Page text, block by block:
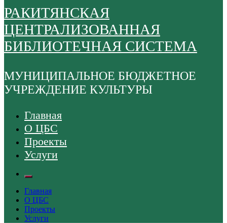
РАКИТЯНСКАЯ
ЦЕНТРАЛИЗОВАННАЯ
БИБЛИОТЕЧНАЯ СИСТЕМА
МУНИЦИПАЛЬНОЕ БЮДЖЕТНОЕ
УЧРЕЖДЕНИЕ КУЛЬТУРЫ
Главная
О ЦБС
Проекты
Услуги
Главная
О ЦБС
Проекты
Услуги